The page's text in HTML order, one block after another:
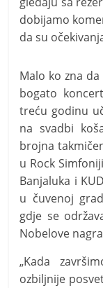
dobijamo
da su
Malo ko zna
bogato
treću godinu
na svadbi
brojna
u Rock
Banjaluka i
u čuvenoj
gdje se
Nobelove
„Kada
ozbiljnije